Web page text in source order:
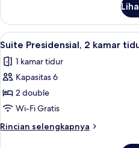
King,
pemandangan
kota
Studio,
Tempat
King,
pemandangan
Lihat
semua
foto
untuk
Suite
Presidensial,
2
kamar
7
Suite Presidensial, 2 kamar
1 kamar tidur
Kapasitas 6
2 double
Wi-Fi Gratis
Rincian selengkapnya
Rincian